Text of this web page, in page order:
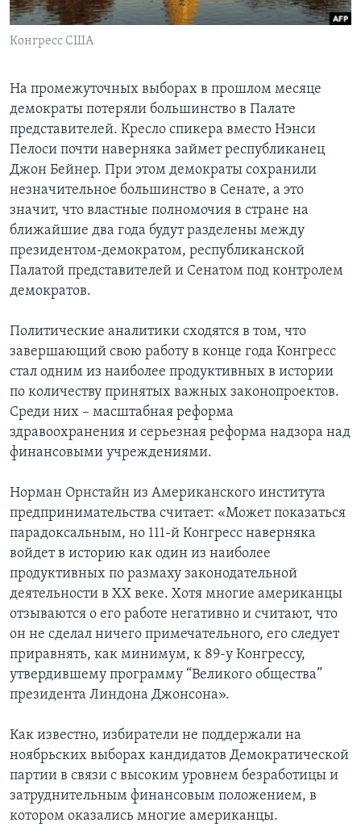
Learning English
Языки
Конгресс США
На промежуточных выборах в прошлом месяце
демократы потеряли большинство в Палате
представителей. Кресло спикера вместо Нэнси
Пелоси почти наверняка займет республиканец
Джон Бейнер. При этом демократы сохранили
незначительное большинство в Сенате, а это
значит, что властные полномочия в стране на
ближайшие два года будут разделены между
президентом-демократом, республиканской
Палатой представителей и Сенатом под контролем
демократов.
Политические аналитики сходятся в том, что
завершающий свою работу в конце года Конгресс
стал одним из наиболее продуктивных в истории
по количеству принятых важных законопроектов.
Среди них – масштабная реформа
здравоохранения и серьезная реформа надзора над
финансовыми учреждениями.
Норман Орнстайн из Американского института
предпринимательства считает: «Может показаться
парадоксальным, но 111-й Конгресс наверняка
войдет в историю как один из наиболее
продуктивных по размаху законодательной
деятельности в ХХ веке. Хотя многие американцы
отзываются о его работе негативно и считают, что
он не сделал ничего примечательного, его следует
приравнять, как минимум, к 89-у Конгрессу,
утвердившему программу “Великого общества”
президента Линдона Джонсона».
Как известно, избиратели не поддержали на
ноябрьских выборах кандидатов Демократической
партии в связи с высоким уровнем безработицы и
затруднительным финансовым положением, в
котором оказались многие американцы.